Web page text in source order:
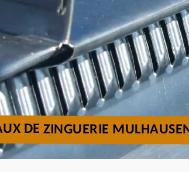
DE ZINGUERIE